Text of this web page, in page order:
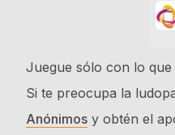
Juegue sólo con lo
Si te preocupa la
Anónimos y obtén el